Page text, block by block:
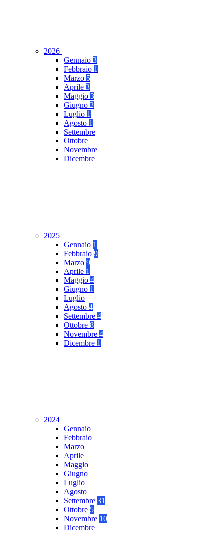
2026
Gennaio 3
Febbraio 1
Marzo 5
Aprile 3
Maggio 3
Giugno 2
Luglio 1
Agosto 1
Settembre
Ottobre
Novembre
Dicembre
2025
Gennaio 1
Febbraio 9
Marzo 9
Aprile 1
Maggio 4
Giugno 1
Luglio
Agosto 4
Settembre 4
Ottobre 8
Novembre 4
Dicembre 1
2024
Gennaio
Febbraio
Marzo
Aprile
Maggio
Giugno
Luglio
Agosto
Settembre 31
Ottobre 5
Novembre 10
Dicembre